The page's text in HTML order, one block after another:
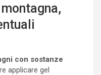
con sostanze
applicare gel